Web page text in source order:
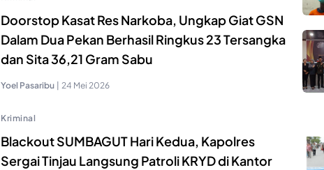
Doorstop Kasat Res Narkoba, Ungkap Giat GSN
Dalam Dua Pekan Berhasil Ringkus 23 Tersangka
dan Sita 36,21 Gram Sabu
Yoel Pasaribu 24 Mei 2026
Kriminal
Blackout SUMBAGUT Hari Kedua, Kapolres
Sergai Tinjau Langsung Patroli KRYD di Kantor